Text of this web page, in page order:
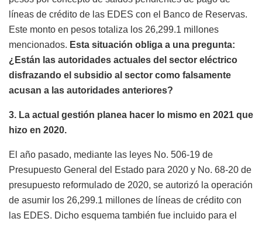
líneas de crédito de las EDES con el Banco de Reservas.
Este monto en pesos totaliza los 26,299.1 millones
mencionados. Esta situación obliga a una pregunta:
¿Están las autoridades actuales del sector eléctrico
disfrazando el subsidio al sector como falsamente
acusan a las autoridades anteriores?
3. La actual gestión planea hacer lo mismo en 2021 que
hizo en 2020.
El año pasado, mediante las leyes No. 506-19 de
Presupuesto General del Estado para 2020 y No. 68-20 de
presupuesto reformulado de 2020, se autorizó la operación
de asumir los 26,299.1 millones de líneas de crédito con
las EDES. Dicho esquema también fue incluido para el